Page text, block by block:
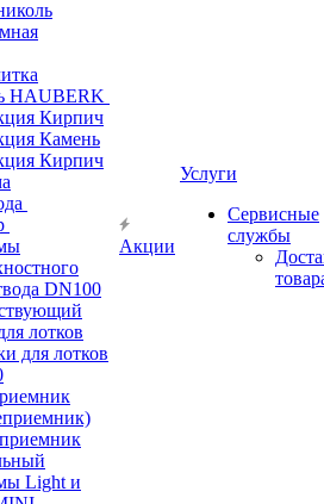
HAUBERK
Кирпич
Камень
Кирпич
DN100
лотков
для лотков
Light и
Акции
Услуги
Сервисные
службы